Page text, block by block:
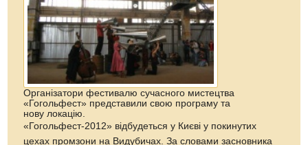
Організатори фестивалю сучасного мистецтва
«Гогольфест» представили свою програму та
нову локацію.
«Гогольфест-2012» відбудеться у Києві у покинутих
цехах промзони на Видубичах. За словами засновника